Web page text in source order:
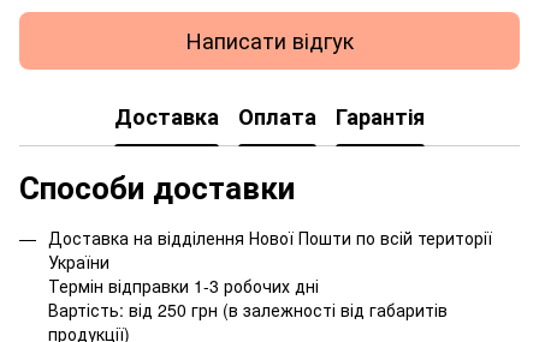
Написати відгук
Доставка Оплата Гарантія
Способи доставки
Доставка на відділення Нової Пошти по всій території
України
Термін відправки 1-3 робочих дні
Вартість: від 250 грн (в залежності від габаритів
продукції)